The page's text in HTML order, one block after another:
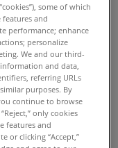
イツ語 フランス語
some of which
and
performance; enhance
personalize
We and our third-
and data,
referring URLs
purposes. By
continue to browse
only cookies
features and
or clicking “Accept,”